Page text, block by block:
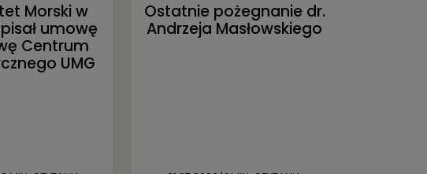
Morski w
umowę
Centrum
UMG
Ostatnie pożegnanie dr.
Andrzeja Masłowskiego